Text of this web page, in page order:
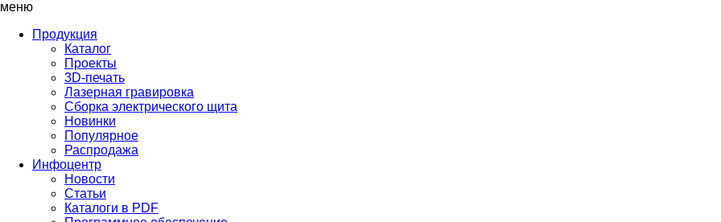
меню
Продукция
Каталог
Проекты
3D-печать
Лазерная гравировка
Сборка электрического щита
Новинки
Популярное
Распродажа
Инфоцентр
Новости
Статьи
Каталоги в PDF